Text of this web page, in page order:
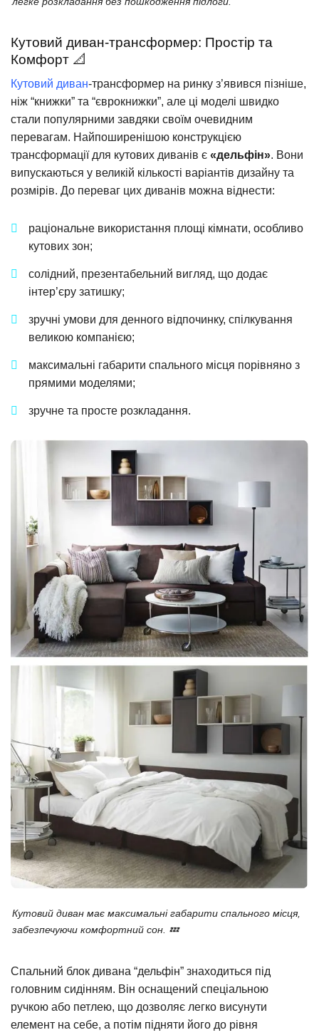
Кутовий диван-трансформер: Простір та
Комфорт 📐
Кутовий диван-трансформер на ринку з’явився пізніше,
ніж “книжки” та “єврокнижки”, але ці моделі швидко
стали популярними завдяки своїм очевидним
перевагам. Найпоширенішою конструкцією
трансформації для кутових диванів є «дельфін». Вони
випускаються у великій кількості варіантів дизайну та
розмірів. До переваг цих диванів можна віднести:
раціональне використання площі кімнати, особливо
кутових зон;
солідний, презентабельний вигляд, що додає
інтер’єру затишку;
зручні умови для денного відпочинку, спілкування
великою компанією;
максимальні габарити спального місця порівняно з
прямими моделями;
зручне та просте розкладання.
Кутовий диван має максимальні габарити спального місця,
забезпечуючи комфортний сон. 💤
Спальний блок дивана “дельфін” знаходиться під
головним сидінням. Він оснащений спеціальною
ручкою або петлею, що дозволяє легко висунути
елемент на себе, а потім підняти його до рівня